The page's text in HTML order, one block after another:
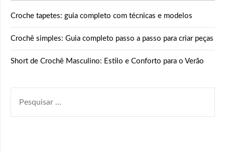
Croche tapetes: guia completo com técnicas e modelos
Crochê simples: Guia completo passo a passo para criar peças
Short de Crochê Masculino: Estilo e Conforto para o Verão
POR: